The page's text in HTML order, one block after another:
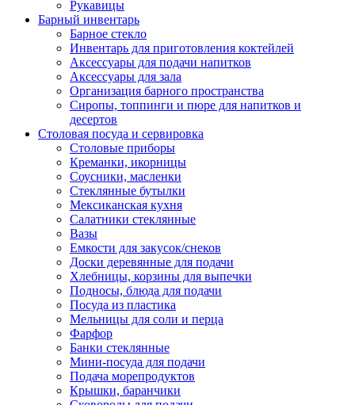
Рукавицы
Барный инвентарь
Барное стекло
Инвентарь для приготовления коктейлей
Аксессуары для подачи напитков
Аксессуары для зала
Организация барного пространства
Сиропы, топпинги и пюре для напитков и
десертов
Столовая посуда и сервировка
Столовые приборы
Креманки, икорницы
Соусники, масленки
Стеклянные бутылки
Мексиканская кухня
Салатники стеклянные
Вазы
Емкости для закусок/снеков
Доски деревянные для подачи
Хлебницы, корзины для выпечки
Подносы, блюда для подачи
Посуда из пластика
Мельницы для соли и перца
Фарфор
Банки стеклянные
Мини-посуда для подачи
Подача морепродуктов
Крышки, баранчики